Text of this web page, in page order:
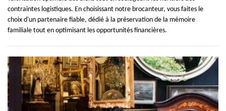
contraintes logistiques. En choisissant notre brocanteur, vous faites le
choix d'un partenaire fiable, dédié à la préservation de la mémoire
familiale tout en optimisant les opportunités financières.